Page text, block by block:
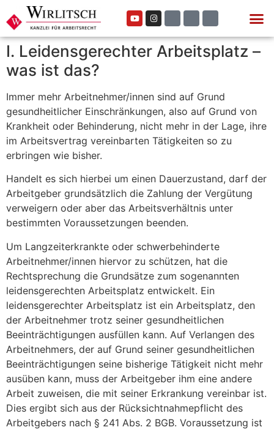
I. Leidensgerechter Arbeitsplatz –
was ist das?
Immer mehr Arbeitnehmer/innen sind auf Grund
gesundheitlicher Einschränkungen, also auf Grund von
Krankheit oder Behinderung, nicht mehr in der Lage, ihre
im Arbeitsvertrag verein­barten Tätigkeiten so zu
erbringen wie bisher.
Handelt es sich hierbei um einen Dauerzustand, darf der
Arbeitgeber grundsätzlich die Zahlung der Vergütung
verweigern oder aber das Arbeitsverhältnis unter
bestimmten Voraussetzungen beenden.
Um Langzeiterkrankte oder schwerbehinderte
Arbeitnehmer/innen hiervor zu schützen, hat die
Rechtsprechung die Grundsätze zum sogenannten
leidensgerechten Arbeitsplatz entwickelt. Ein
leidensgerechter Arbeitsplatz ist ein Arbeitsplatz, den
der Arbeitnehmer trotz seiner gesund­heitlichen
Beeinträchtigungen ausfüllen kann. Auf Verlangen des
Arbeitnehmers, der auf Grund seiner gesundheitlichen
Beeinträchtigungen seine bisherige Tätigkeit nicht mehr
ausüben kann, muss der Arbeitgeber ihm eine andere
Arbeit zuweisen, die mit seiner Erkrankung vereinbar ist.
Dies ergibt sich aus der Rücksichtnahmepflicht des
Arbeitgebers nach § 241 Abs. 2 BGB. Vor­aussetzung ist